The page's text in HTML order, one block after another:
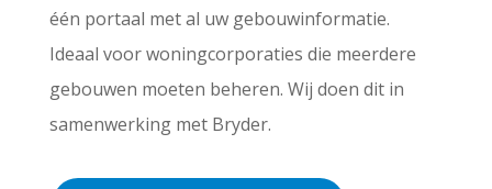
één portaal met al uw gebouwinformatie.
Ideaal voor woningcorporaties die meerdere
gebouwen moeten beheren. Wij doen dit in
samenwerking met Bryder.